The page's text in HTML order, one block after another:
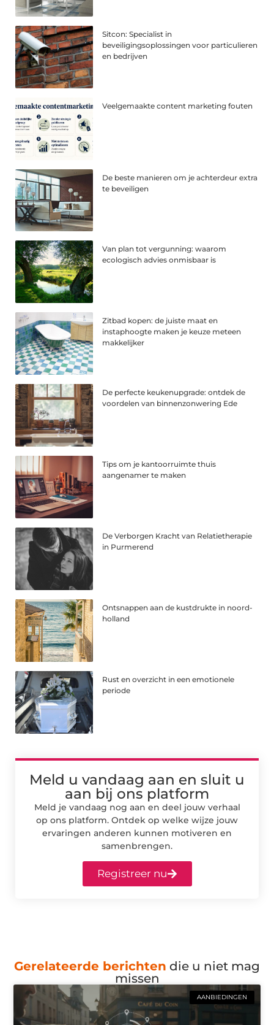
Sitcon: Specialist in
beveiligingsoplossingen voor particulieren
en bedrijven
Veelgemaakte content marketing fouten
De beste manieren om je achterdeur extra
te beveiligen
Van plan tot vergunning: waarom
ecologisch advies onmisbaar is
Zitbad kopen: de juiste maat en
instaphoogte maken je keuze meteen
makkelijker
De perfecte keukenupgrade: ontdek de
voordelen van binnenzonwering Ede
Tips om je kantoorruimte thuis
aangenamer te maken
De Verborgen Kracht van Relatietherapie
in Purmerend
Ontsnappen aan de kustdrukte in noord-
holland
Rust en overzicht in een emotionele
periode
Meld u vandaag aan en sluit u
aan bij ons platform
Meld je vandaag nog aan en deel jouw verhaal
op ons platform. Ontdek op welke wijze jouw
ervaringen anderen kunnen motiveren en
samenbrengen.
Registreer nu
Gerelateerde berichten die u niet mag
missen
AANBIEDINGEN